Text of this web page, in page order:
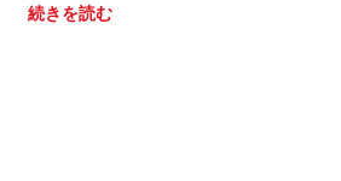
続きを読む